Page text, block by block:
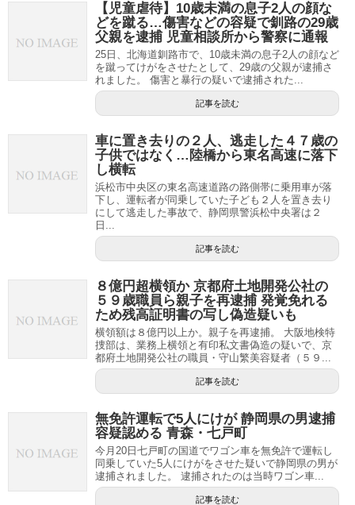
【児童虐待】10歳未満の息子2人の顔な
どを蹴る…傷害などの容疑で釧路の29歳
父親を逮捕 児童相談所から警察に通報
25日、北海道釧路市で、10歳未満の息子2人の顔など
を蹴ってけがをさせたとして、29歳の父親が逮捕さ
れました。 傷害と暴行の疑いで逮捕された...
記事を読む
車に置き去りの２人、逃走した４７歳の
子供ではなく…陸橋から東名高速に落下
し横転
浜松市中央区の東名高速道路の路側帯に乗用車が落
下し、運転者が同乗していた子ども２人を置き去り
にして逃走した事故で、静岡県警浜松中央署は２
日...
記事を読む
８億円超横領か 京都府土地開発公社の
５９歳職員ら親子を再逮捕 発覚免れる
ため残高証明書の写し偽造疑いも
横領額は８億円以上か。親子を再逮捕。 大阪地検特
捜部は、業務上横領と有印私文書偽造の疑いで、京
都府土地開発公社の職員・守山繁美容疑者（５９...
記事を読む
無免許運転で5人にけが 静岡県の男逮捕
容疑認める 青森・七戸町
今月20日七戸町の国道でワゴン車を無免許で運転し
同乗していた5人にけがをさせた疑いで静岡県の男が
逮捕されました。 逮捕されたのは当時ワゴン車...
記事を読む